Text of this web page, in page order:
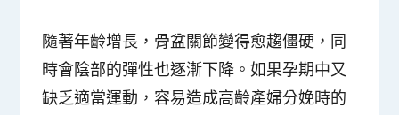
隨著年齡增長，骨盆關節變得愈趨僵硬，同
時會陰部的彈性也逐漸下降。如果孕期中又
缺乏適當運動，容易造成高齡產婦分娩時的